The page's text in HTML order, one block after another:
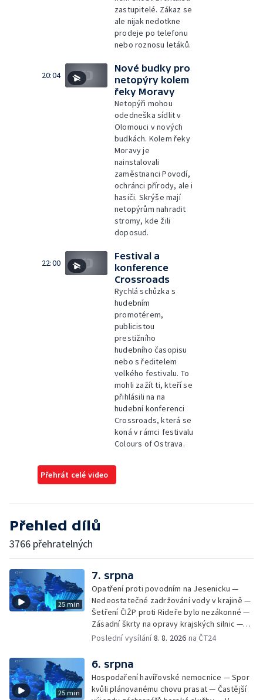
zastupitelé. Zákaz se
ale nijak nedotkne
prodeje po telefonu
nebo roznosu letáků.
20:04
Nové budky pro
netopýry kolem
řeky Moravy
Netopýři mohou
odedneška sídlit v
Olomouci v nových
budkách. Kolem řeky
Moravy je
nainstalovali
zaměstnanci Povodí,
ochránci přírody, ale i
hasiči. Skrýše mají
netopýrům nahradit
stromy, kde žili
doposud.
22:00
Festival a
konference
Crossroads
Rychlá schůzka s
hudebním
promotérem,
publicistou
prestižního
hudebního časopisu
nebo s ředitelem
velkého festivalu. To
mohli zažít ti, kteří se
přihlásili na na
hudební konferenci
Crossroads, která se
koná v rámci festivalu
Colours of Ostrava.
Přehrát celé video
Přehled dílů
3766 přehratelných
25 min
7. srpna
Opatření proti povodním na Jesenicku —
Nedeostatečné zadržování vody v krajině —
Šetření ČIŽP proti Rideře bylo nezákonné —
Zásadní škrty na opravy krajských silnic —
Zásadní škrty na opravy krajských silnic —
covidem — Úhyny ryb kvůli vysokým
teplotám — Problémy se zásobování vodou
v MS kraji nehrozí — testováním na
západonilskou horečku — Den židovských
Poslední vysílání8. 8. 2026 na ČT24
25 min
6. srpna
Hospodaření havířovské nemocnice — Spor
kvůli plánovanému chovu prasat — Častější